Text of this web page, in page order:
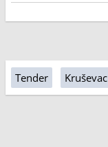
Tender Kruševac